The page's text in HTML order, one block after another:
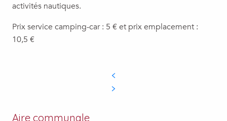
activités nautiques.
Prix service camping-car : 5 € et prix emplacement :
10,5 €
Aire communale